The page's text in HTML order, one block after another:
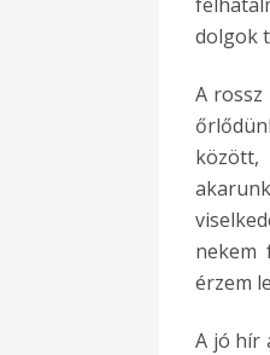
dolgok
A rossz
között,
nekem
érzem
A jó hír